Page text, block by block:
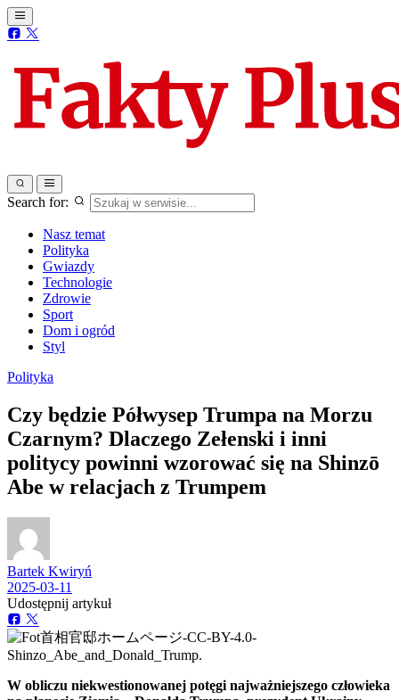
Search for:
Nasz temat
Polityka
Gwiazdy
Technologie
Zdrowie
Sport
Dom i ogród
Styl
Polityka
Czy będzie Półwysep Trumpa na Morzu
Czarnym? Dlaczego Zełenski i inni
politycy powinni wzorować się na Shinzō
Abe w relacjach z Trumpem
Bartek Kwiryń
2025-03-11
Udostępnij artykuł
W obliczu niekwestionowanej potęgi najważniejszego człowieka